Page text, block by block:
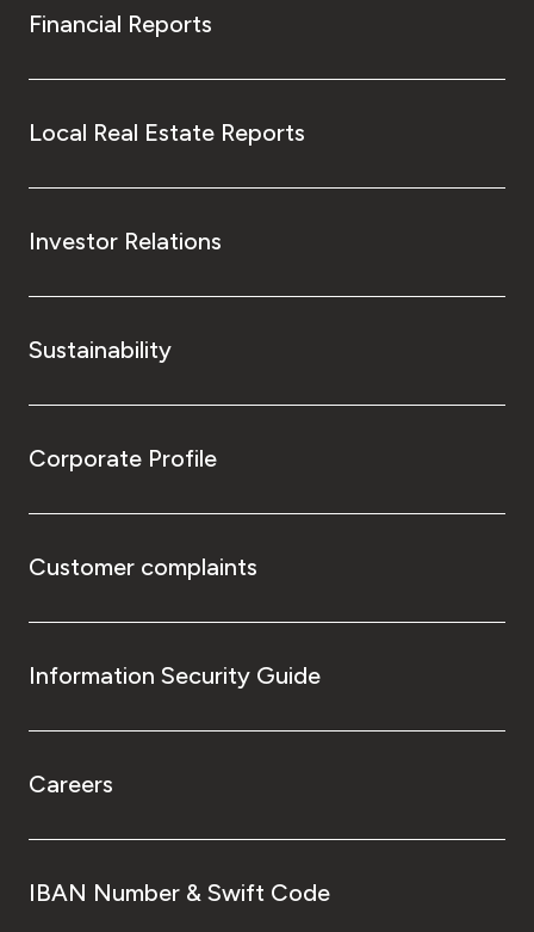
Financial Reports
Local Real Estate Reports
Investor Relations
Sustainability
Corporate Profile
Customer complaints
Information Security Guide
Careers
IBAN Number & Swift Code